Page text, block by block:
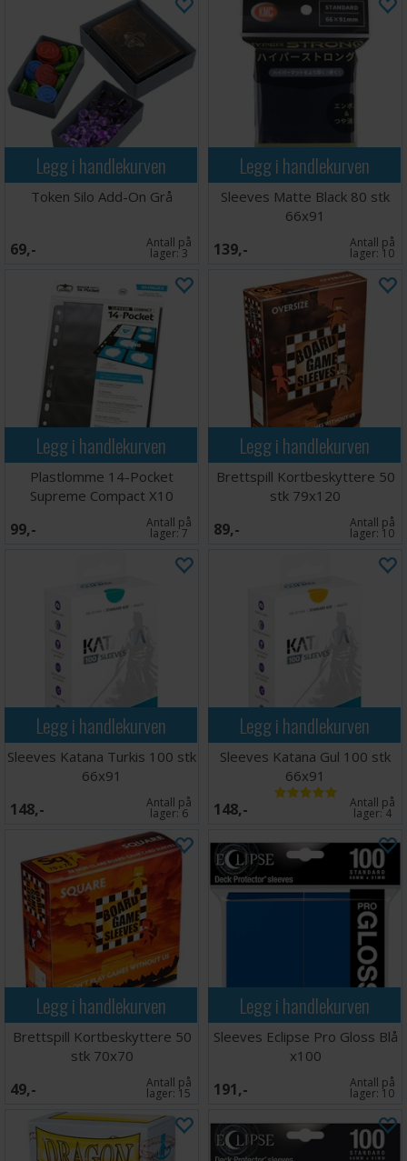
Legg i handlekurven
Token Silo Add-On Grå
69,- Antall på
lager:3
Legg i handlekurven
Sleeves Matte Black 80 stk
66x91
139,- Antall på
lager: 10
Legg i handlekurven
Plastlomme 14-Pocket
Supreme Compact X10
99,- Antall på
lager:7
Legg i handlekurven
Brettspill Kortbeskyttere 50
stk 79x120
89,- Antall på
lager: 10
Legg i handlekurven
Sleeves Katana Turkis 100 stk
66x91
148,- Antall på
lager:6
Legg i handlekurven
Sleeves Katana Gul 100 stk
66x91
148,- Antall på
lager:4
Legg i handlekurven
Brettspill Kortbeskyttere 50
stk 70x70
49,- Antall på
lager: 15
Legg i handlekurven
Sleeves Eclipse Pro Gloss Blå
x100
191,- Antall på
lager: 10